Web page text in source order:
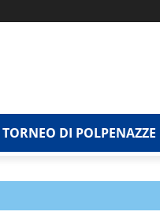
TORNEO DI POLPENAZZE